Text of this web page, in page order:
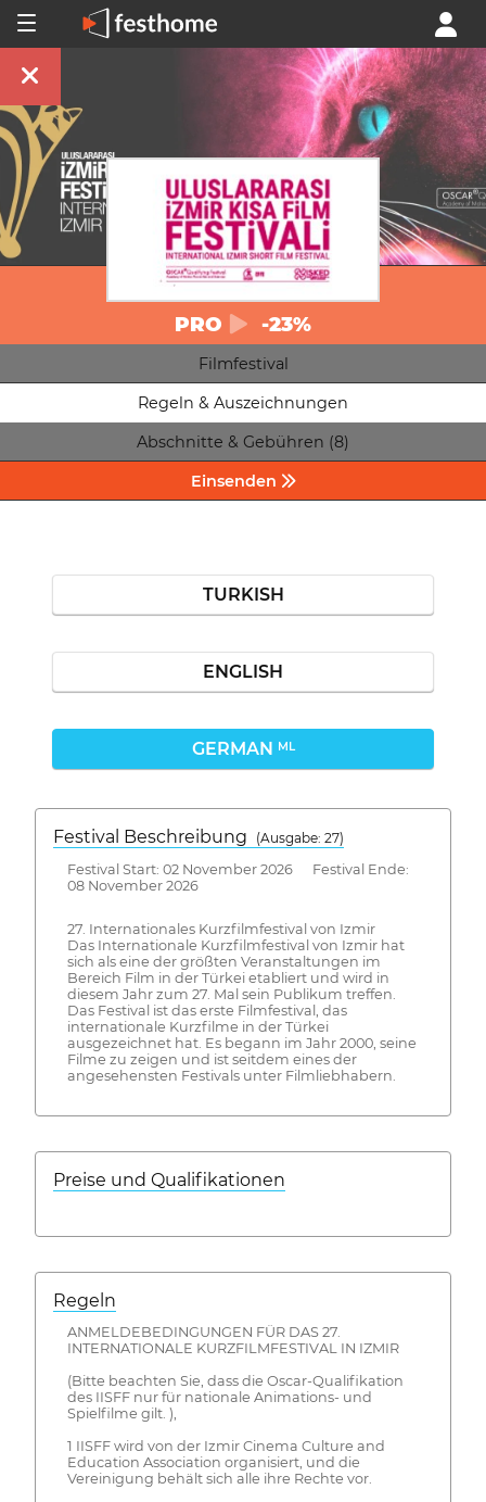
PRO -23%
Filmfestival
Regeln & Auszeichnungen
Abschnitte & Gebühren (8)
Einsenden
TURKISH
ENGLISH
GERMAN ML
Festival Beschreibung
(Ausgabe: 27)
Festival Start: 02 November 2026 Festival Ende:
08 November 2026
27. Internationales Kurzfilmfestival von Izmir
Das Internationale Kurzfilmfestival von Izmir hat
sich als eine der größten Veranstaltungen im
Bereich Film in der Türkei etabliert und wird in
diesem Jahr zum 27. Mal sein Publikum treffen.
Das Festival ist das erste Filmfestival, das
internationale Kurzfilme in der Türkei
ausgezeichnet hat. Es begann im Jahr 2000, seine
Filme zu zeigen und ist seitdem eines der
angesehensten Festivals unter Filmliebhabern.
Preise und Qualifikationen
Regeln
ANMELDEBEDINGUNGEN FÜR DAS 27.
INTERNATIONALE KURZFILMFESTIVAL IN IZMIR
(Bitte beachten Sie, dass die Oscar-Qualifikation
des IISFF nur für nationale Animations- und
Spielfilme gilt. ),
1 IISFF wird von der Izmir Cinema Culture and
Education Association organisiert, und die
Vereinigung behält sich alle ihre Rechte vor.